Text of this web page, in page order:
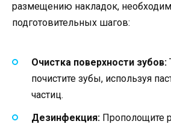
размещению накладок,
подготовительных шагов:
Очистка поверхности зубов:
почистите зубы, используя
частиц.
Дезинфекция: Прополощите